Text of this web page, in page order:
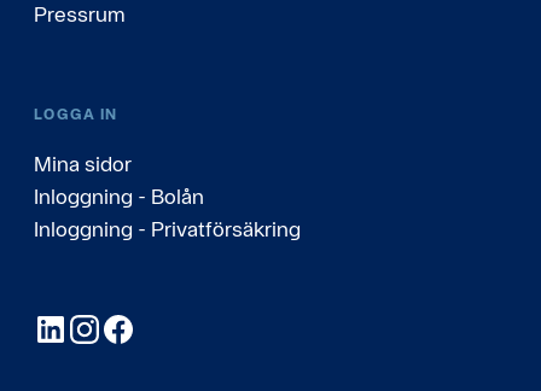
Pressrum
LOGGA IN
Mina sidor
Inloggning - Bolån
Inloggning - Privatförsäkring
LinkedInInstagram